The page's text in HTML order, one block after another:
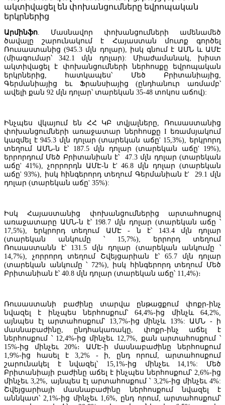
Տնտեսագետ. «Կառավարության կառուցվածքի և գործունեության
մասին» օրենքում ՀՀ նախարարների կաբինետի կողմից
փոփոխությունները մի շարք խնդրահարույց հարցեր են
ԵՄ-ի բաժինը Հայաստանի արտաքին առևտրում աճում է, մինչդեռ
ԵԱՏՄ-ն նվազում է։
Արմինֆո . Մասնավոր փոխանցումների ամենամեծ
ծավալը շարունակում է Հայաստան մուտք գործել
Ռուսաստանից (945.3 մլն դոլար), իսկ գնում է ԱՄՆ և ԱՄԷ
(միագումար՝ 342.1 մլն դոլար): Միաժամանակ, խիստ
ակտիվացել է փոխանցումների ներհոսքը եվրոպական
երկրներից, հատկապես՝ Մեծ Բրիտանիայից,
Գերմանիայից եւ Ֆրանսիայից (ընդհանուր առմամբ՝
ավելի քան 92 մլն դոլար՝ տարեկան 35-48 տոկոս աճով):
Ինչպես վկայում են ՀՀ ԿԲ տվյալները, Ռուսաստանից
փոխանցումների առաջատար ներհոսքը I եռամսյակում
կազմել է 945.3 մլն դոլար (տարեկան աճը' 15,3%), երկրորդ
տեղում ԱՄՆ-ն է՝ 187.5 մլն դոլար (տարեկան աճը' 19%),
երրորդում Մեծ Բրիտանիան է՝ 47.3 մլն դոլար (տարեկան
աճը' 41%), չորրորդն ԱՄԷ-ն է' 46.8 մլն դոլար (տարեկան
աճը' 93%), իսկ հինգերորդ տեղում Գերմանիան է' 29.1 մլն
դոլար (տարեկան աճը' 35%):
Իսկ Հայաստանից փոխանցումներից արտահոսքով
առաջատարը ԱՄՆ-ն է՝ 198.7 մլն դոլար (տարեկան աճը ՝
17,5%), երկրորդ տեղում ԱՄԷ - ն է՝ 143.4 մլն դոլար
(տարեկան անկումը ՝ 15,7%), երրորդ տեղում
Ռուսաստանն է՝ 131.5 մլն դոլար (տարեկան անկումը ՝
14,7%), չորրորդ տեղում Շվեյցարիան է՝ 65.7 մլն դոլար
(տարեկան անկումը ՝ 72%), իսկ հինգերորդ տեղում Մեծ
Բրիտանիան է՝ 40.8 մլն դոլար (տարեկան աճը՝ 11,4%)։
Ռուսաստանի բաժինը տարվա ընթացքում փոքր-ինչ
նվազել է ինչպես ներհոսքում՝ 64,4%-ից մինչև 64,2%,
այնպես էլ արտահոսքում՝ 13,7%-ից մինչև 13%: ԱՄՆ - ի
մասնաբաժինը, ընդհակառակը, փոքր-ինչ աճել է
ներհոսքում ՝ 12,4%-ից մինչեւ 12,7%, քան արտահոսքում ՝
15%-ից մինչեւ 20%։ ԱՄԷ-ի մասնաբաժինը ներհոսքում
1,9%-ից հասել է 3,2% - ի, ընդ որում, արտահոսքում
շարունակել է նվազել՝ 15,1%-ից մինչեւ 14,1%: Մեծ
Բրիտանիայի բաժինը աճել է ինչպես ներհոսքում՝ 2,6%-ից
մինչեւ 3,2%, այնպես էլ արտահոսքում ՝ 3,2%-ից մինչեւ 4%:
Շվեյցարիայի մասնաբաժինը ներհոսքում նվազել է
աննկատ՝ 2,1%-ից մինչեւ 1,6%, ընդ որում, արտահոսքում՝